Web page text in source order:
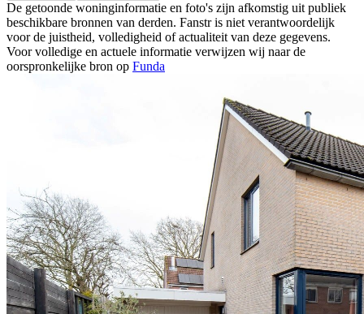
De getoonde woninginformatie en foto's zijn afkomstig uit publiek
beschikbare bronnen van derden. Fanstr is niet verantwoordelijk
voor de juistheid, volledigheid of actualiteit van deze gegevens.
Voor volledige en actuele informatie verwijzen wij naar de
oorspronkelijke bron op Funda